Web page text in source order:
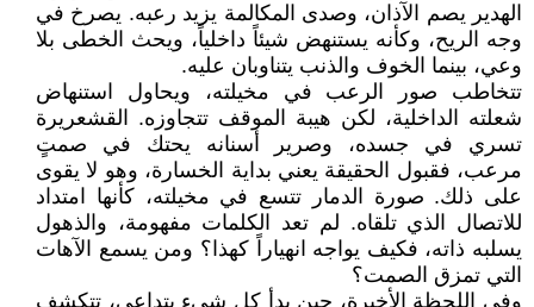
الهدير يصم الآذان، وصدى المكالمة يزيد رعبه. يصرخ في
وجه الريح، وكأنه يستنهض شيئاً داخلياً، ويحث الخطى بلا
وعي، بينما الخوف والذنب يتناوبان عليه.
تتخاطب صور الرعب في مخيلته، ويحاول استنهاض
شعلته الداخلية، لكن هيبة الموقف تتجاوزه. القشعريرة
تسري في جسده، وصرير أسنانه يحتك في صمتٍ
مرعب، فقبول الحقيقة يعني بداية الخسارة، وهو لا يقوى
على ذلك. صورة الدمار تتسع في مخيلته، كأنها امتداد
للاتصال الذي تلقاه. لم تعد الكلمات مفهومة، والذهول
يسلبه ذاته، فكيف يواجه انهياراً كهذا؟ ومن يسمع الآهات
التي تمزق الصمت؟
وفي اللحظة الأخيرة، حين بدأ كل شيء يتداعى، تتكشف